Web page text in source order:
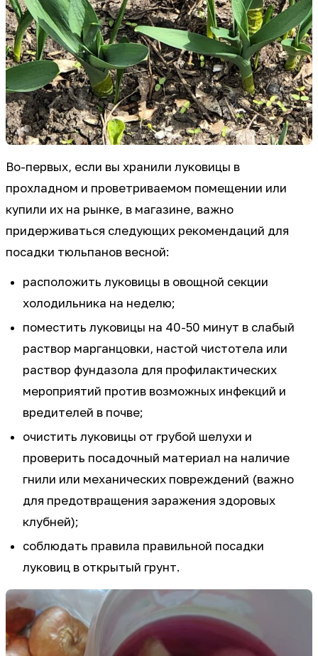
Во-первых, если вы хранили луковицы в
прохладном и проветриваемом помещении или
купили их на рынке, в магазине, важно
придерживаться следующих рекомендаций для
посадки тюльпанов весной:
расположить луковицы в овощной секции
холодильника на неделю;
поместить луковицы на 40-50 минут в слабый
раствор марганцовки, настой чистотела или
раствор фундазола для профилактических
мероприятий против возможных инфекций и
вредителей в почве;
очистить луковицы от грубой шелухи и
проверить посадочный материал на наличие
гнили или механических повреждений (важно
для предотвращения заражения здоровых
клубней);
соблюдать правила правильной посадки
луковиц в открытый грунт.